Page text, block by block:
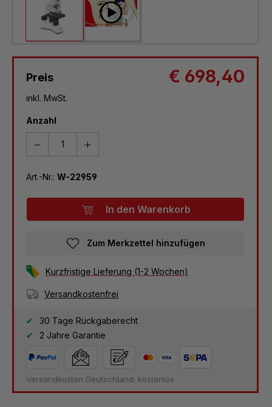
Preis € 698,40
inkl. MwSt.
Anzahl
Art.-Nr.: W-22959
In den Warenkorb
Zum Merkzettel hinzufügen
Kurzfristige Lieferung (1-2 Wochen)
Versandkostenfrei
30 Tage Rückgaberecht
2 Jahre Garantie
Versandkosten Deutschland: kostenlos